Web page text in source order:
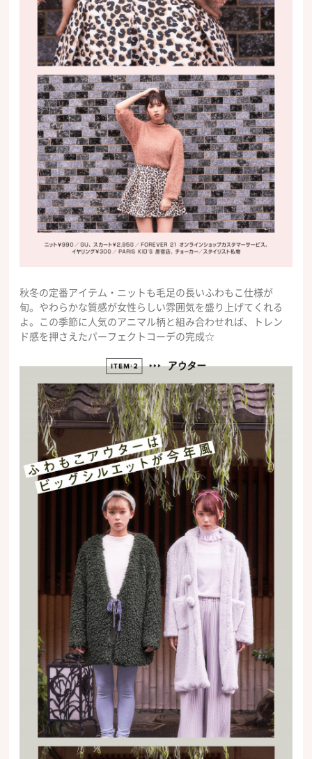
秋冬の定番アイテム・ニットも毛足の長いふわもこ仕様が
旬。やわらかな質感が女性らしい雰囲気を盛り上げてくれる
よ。この季節に人気のアニマル柄と組み合わせれば、トレン
ド感を押さえたパーフェクトコーデの完成☆